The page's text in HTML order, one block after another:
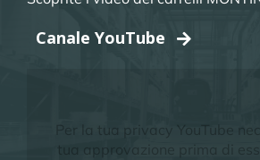
Canale YouTube
Per la tua privacy YouTube
tua approvazione prima di